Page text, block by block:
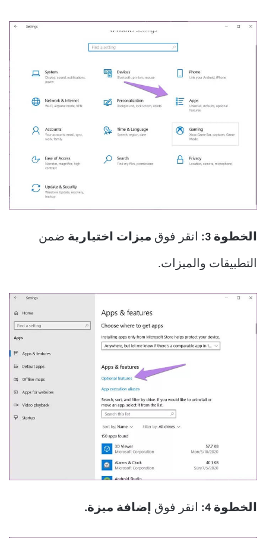
الخطوة 3: انقر فوق ميزات اختيارية ضمن
التطبيقات والميزات.
الخطوة 4: انقر فوق إضافة ميزة.